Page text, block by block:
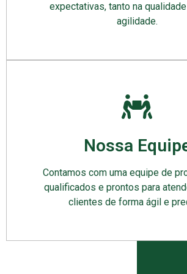
expectativas, tanto na
agilidade.
Nossa
Contamos com uma equipe de
qualificados e prontos para
clientes de forma ágil e